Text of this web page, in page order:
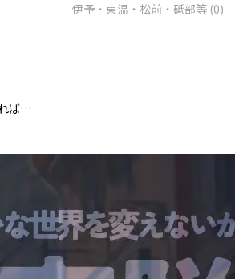
伊予・東温・松前・砥部等 (0)
ば…